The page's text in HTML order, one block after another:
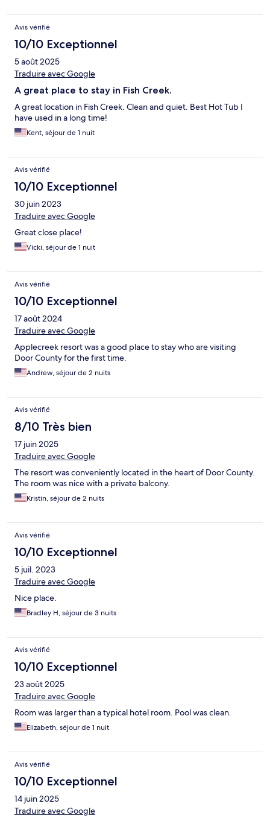
Avis vérifié
10/10 Exceptionnel
5 août 2025
Traduire avec Google
A great place to stay in Fish Creek.
A great location in Fish Creek. Clean and quiet. Best Hot Tub I
have used in a long time!
Kent, séjour de 1 nuit
Avis vérifié
10/10 Exceptionnel
30 juin 2023
Traduire avec Google
Great close place!
Vicki, séjour de 1 nuit
Avis vérifié
10/10 Exceptionnel
17 août 2024
Traduire avec Google
Applecreek resort was a good place to stay who are visiting
Door County for the first time.
Andrew, séjour de 2 nuits
Avis vérifié
8/10 Très bien
17 juin 2025
Traduire avec Google
The resort was conveniently located in the heart of Door County.
The room was nice with a private balcony.
Kristin, séjour de 2 nuits
Avis vérifié
10/10 Exceptionnel
5 juil. 2023
Traduire avec Google
Nice place.
Bradley H, séjour de 3 nuits
Avis vérifié
10/10 Exceptionnel
23 août 2025
Traduire avec Google
Room was larger than a typical hotel room. Pool was clean.
Elizabeth, séjour de 1 nuit
Avis vérifié
10/10 Exceptionnel
14 juin 2025
Traduire avec Google